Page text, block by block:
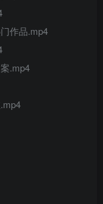
作品.mp4
.mp4